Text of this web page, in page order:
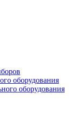
оборудования
оборудования